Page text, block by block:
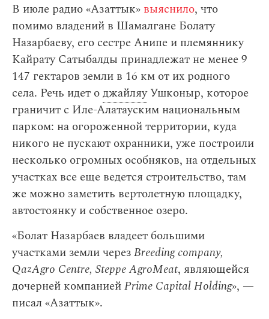
В июле радио «Азаттык» выяснило, что
помимо владений в Шамалгане Болату
Назарбаеву, его сестре Анипе и племяннику
Кайрату Сатыбалды принадлежат не менее 9
147 гектаров земли в 16 км от их родного
села. Речь идет оджайляуУшконыр, которое
граничит с Иле-Алатауским национальным
парком: на огороженной территории, куда
никого не пускают охранники, уже построили
несколько огромных особняков, на отдельных
участках все еще ведется строительство, там
же можно заметить вертолетную площадку,
автостоянку и собственное озеро.
«Болат Назарбаев владеет большими
участками земли черезBreeding company,
QazAgro Centre, Steppe AgroMeat, являющейся
дочерней компаниейPrime Capital Holding», —
писал «Азаттык».